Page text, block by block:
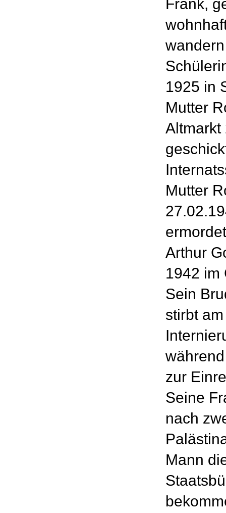
Frank,
1925 in
Mutter
Altmarkt
Mutter
Arthur
1942 im
Sein
stirbt
zur
Seine
nach
Mann